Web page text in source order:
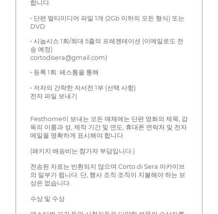
합니다.
• 단편 멀티미디어 파일 1개 (2Gb 이하의 모든 형식) 또는
DVD
• 시놉시스 1회/최대 5줄의 프레젠테이션 (이메일로도 전
송 예정)
cortodisera@gmail.com)
• 등록 1회: 페스톰을 통해
• 저자의 간략한 자서전 1부 (선택 사항)
전자 파일 보내기
Festhome이 보내는 모든 매체에는 단편 영화의 제목, 감
독의 이름과 성, 제작 기간 및 연도, 휴대폰 연락처 및 전자
메일을 명확하게 표시해야 합니다.
(패키지 배송비는 참가자 부담입니다.)
전송된 자료는 반환되지 않으며 Corto di Sera 아카이브
의 일부가 됩니다. 단, 행사 조직 조직이 지불해야 하는 보
상은 없습니다.
수상 및 수상